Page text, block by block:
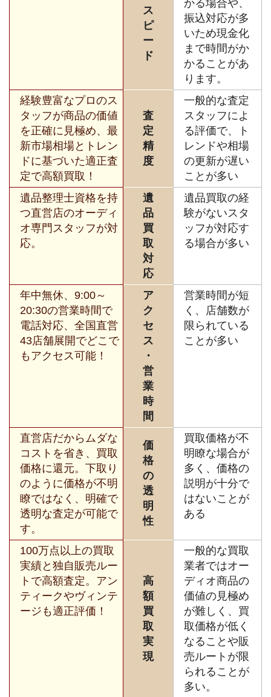
ス
ピ
ー
ド
かる場合や、
振込対応が多
いため現金化
まで時間がか
かることがあ
ります。
経験豊富なプロのス
タッフが商品の価値
を正確に見極め、最
新市場相場とトレン
ドに基づいた適正査
定で高額買取！
査
定
精
度
一般的な査定
スタッフによ
る評価で、ト
レンドや相場
の更新が遅い
ことが多い
遺品整理士資格を持
つ直営店のオーディ
オ専門スタッフが対
応。
遺
品
買
取
対
応
遺品買取の経
験がないスタ
ッフが対応す
る場合が多い
年中無休、9:00～
20:30の営業時間で
電話対応、全国直営
43店舗展開でどこで
もアクセス可能！
ア
ク
セ
ス
・
営
業
時
間
営業時間が短
く、店舗数が
限られている
ことが多い
直営店だからムダな
コストを省き、買取
価格に還元。下取り
のように価格が不明
瞭ではなく、明確で
透明な査定が可能で
す。
価
格
の
透
明
性
買取価格が不
明瞭な場合が
多く、価格の
説明が十分で
はないことが
ある
100万点以上の買取
実績と独自販売ルー
トで高額査定。アン
ティークやヴィンテ
ージも適正評価！
高
額
買
取
実
現
一般的な買取
業者ではオー
ディオ商品の
価値の見極め
が難しく、買
取価格が低く
なることや販
売ルートが限
られることが
多い。